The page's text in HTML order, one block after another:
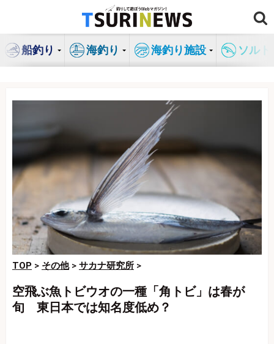
ン
船釣り 海釣り 海釣り施設 ソル
TOP > その他> サカナ研究所 >
空飛ぶ魚トビウオの一種「角トビ」は春が
旬 東日本では知名度低め？